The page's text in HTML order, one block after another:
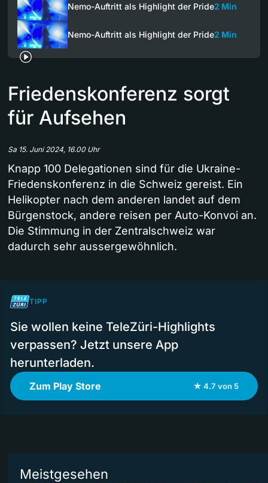
Nemo-Auftritt als Highlight der Pride2 Min
Nemo-Auftritt als Highlight der Pride2 Min
Friedenskonferenz sorgt
für Aufsehen
Sa 15. Juni 2024, 16.00 Uhr
Knapp 100 Delegationen sind für die Ukraine-
Friedenskonferenz in die Schweiz gereist. Ein
Helikopter nach dem anderen landet auf dem
Bürgenstock, andere reisen per Auto-Konvoi an.
Die Stimmung in der Zentralschweiz war
dadurch sehr aussergewöhnlich.
TIPP
Sie wollen keine TeleZüri-Highlights
verpassen? Jetzt unsere App
herunterladen.
Zum Play Store ★ 4.7 von 5
Meistgesehen